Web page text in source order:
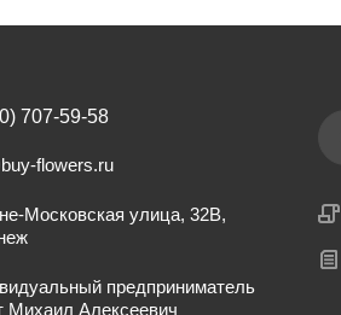
707-59-58
flowers.ru
Московская улица, 32В,
предприниматель
Михаил Алексеевич